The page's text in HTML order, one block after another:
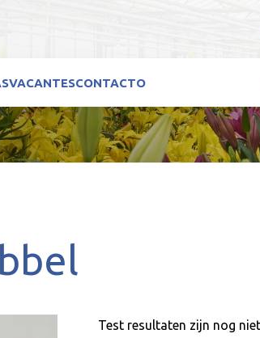
VACANTESCONTACTO
Test resultaten zijn nog